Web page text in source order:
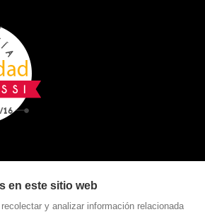
en este sitio web
y analizar información relacionada